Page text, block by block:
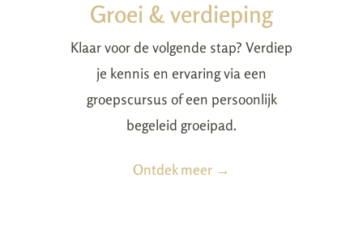
Groei & verdieping
Klaar voor de volgende stap? Verdiep
je kennis en ervaring via een
groepscursus of een persoonlijk
begeleid groeipad.
Ontdek meer →